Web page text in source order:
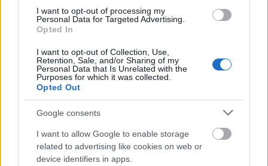
I want to opt-out of processing my
Personal Data for Targeted Advertising.
Opted In
I want to opt-out of Collection, Use,
Retention, Sale, and/or Sharing of my
Personal Data that Is Unrelated with the
Purposes for which it was collected.
Opted Out
Google consents
I want to allow Google to enable storage
related to advertising like cookies on web or
device identifiers in apps.
Hódmezővásárhely iskolaépítés FERROÉP Zrt. oktatási beruházás
református iskoláját
A Szőnyi Benjámin Általános Iskola fejlesztését a FERROÉP
kivitelezheti; a munkák csaknem egy évig tartanak majd.
Látványos építési szakasz indult be a